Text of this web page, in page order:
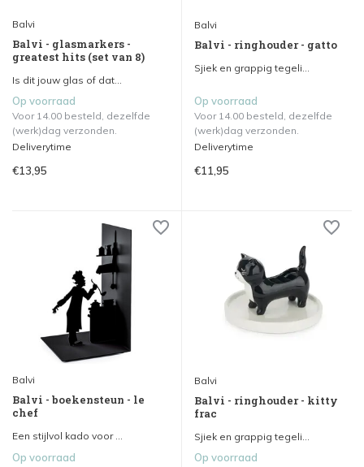
Balvi
Balvi - glasmarkers -
greatest hits (set van 8)
Is dit jouw glas of dat...
Op voorraad
Voor 14.00 besteld, dezelfde
(werk)dag verzonden.
Deliverytime
€13,95
Balvi
Balvi - ringhouder - gatto
Sjiek en grappig tegeli...
Op voorraad
Voor 14.00 besteld, dezelfde
(werk)dag verzonden.
Deliverytime
€11,95
Balvi
Balvi - boekensteun - le
chef
Een stijlvol kado voor ...
Op voorraad
Balvi
Balvi - ringhouder - kitty
frac
Sjiek en grappig tegeli...
Op voorraad